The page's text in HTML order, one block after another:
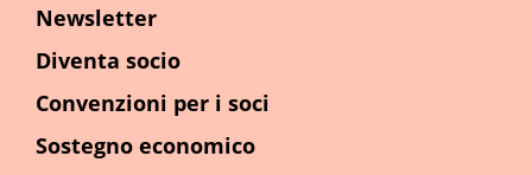
Newsletter
Diventa socio
Convenzioni per i soci
Sostegno economico